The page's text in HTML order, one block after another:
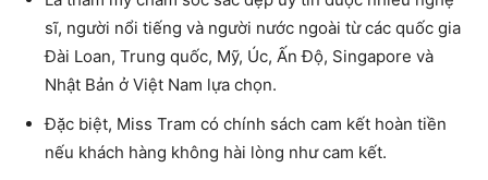
sĩ, người nổi tiếng và người nước ngoài từ các quốc gia
Đài Loan, Trung quốc, Mỹ, Úc, Ấn Độ, Singapore và
Nhật Bản ở Việt Nam lựa chọn.
Đặc biệt, Miss Tram có chính sách cam kết hoàn tiền
nếu khách hàng không hài lòng như cam kết.